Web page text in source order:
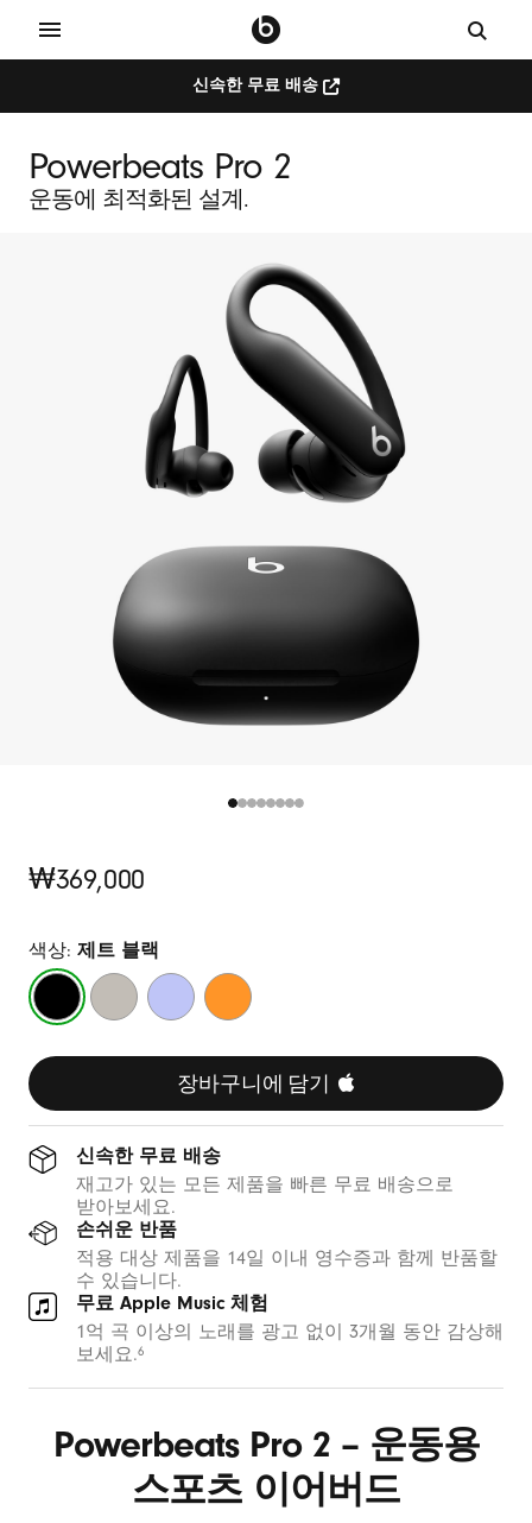
신속한 무료 배송
Powerbeats Pro 2
운동에 최적화된 설계.
정
₩369,000
색상: 제트 블랙
제
트
랙
퀵
샌
하
이
일
렉
오
렌
지
장바구니에 담기
신속한 무료 배송
재고가 있는 모든 제품을 빠른 무료 배송으로
받아보세요.
손쉬운 반품
적용 대상 제품을 14일 이내 영수증과 함께 반품할
수 있습니다.
무료 Apple Music 체험
1억 곡 이상의 노래를 광고 없이 3개월 동안 감상해
보세요.6
Powerbeats Pro 2 – 운동용
스포츠 이어버드